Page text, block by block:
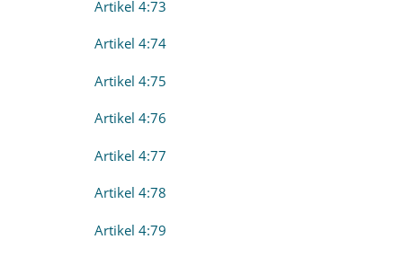
Artikel 4:73
Artikel 4:74
Artikel 4:75
Artikel 4:76
Artikel 4:77
Artikel 4:78
Artikel 4:79